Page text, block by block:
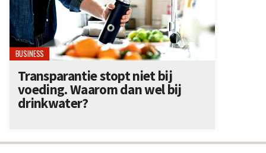
BUSINESS
Transparantie stopt niet bij
voeding. Waarom dan wel bij
drinkwater?